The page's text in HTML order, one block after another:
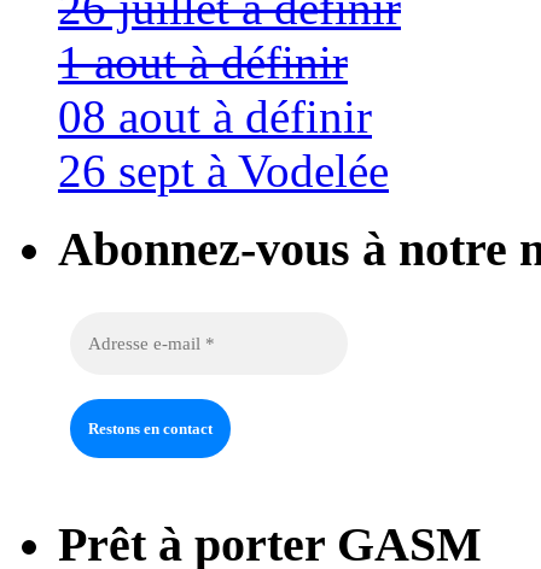
1 aout à définir
08 aout à définir
26 sept à Vodelée
Abonnez-vous à notre
Prêt à porter GASM